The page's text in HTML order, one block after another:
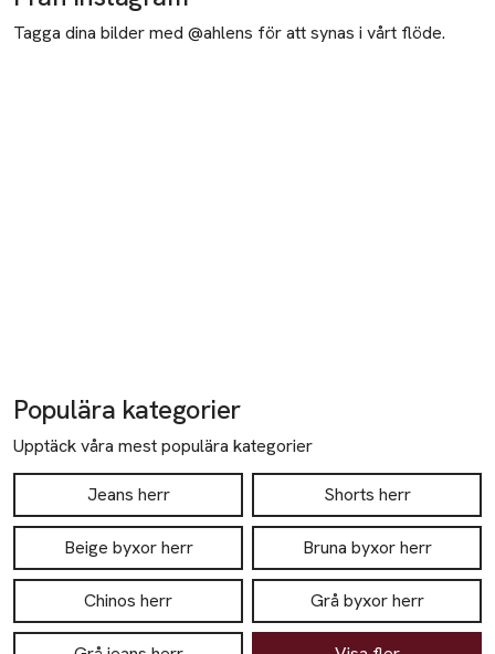
Tagga dina bilder med @ahlens för att synas i vårt flöde.
Populära kategorier
Upptäck våra mest populära kategorier
Jeans herr Shorts herr
Beige byxor herr Bruna byxor herr
Chinos herr Grå byxor herr